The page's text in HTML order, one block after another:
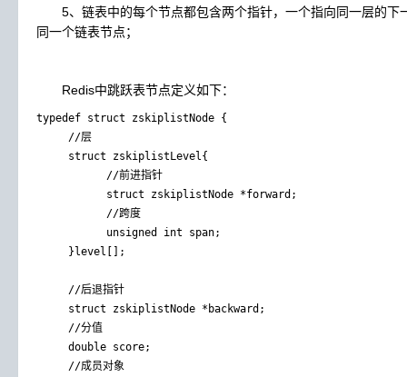
5、链表中的每个节点都包含两个指针，一个指向同一层的下
同一个链表节点；
Redis中跳跃表节点定义如下：
typedef struct zskiplistNode {
     //层
     struct zskiplistLevel{
           //前进指针
           struct zskiplistNode *forward;
           //跨度
           unsigned int span;
     }level[];
     //后退指针
     struct zskiplistNode *backward;
     //分值
     double score;
     //成员对象